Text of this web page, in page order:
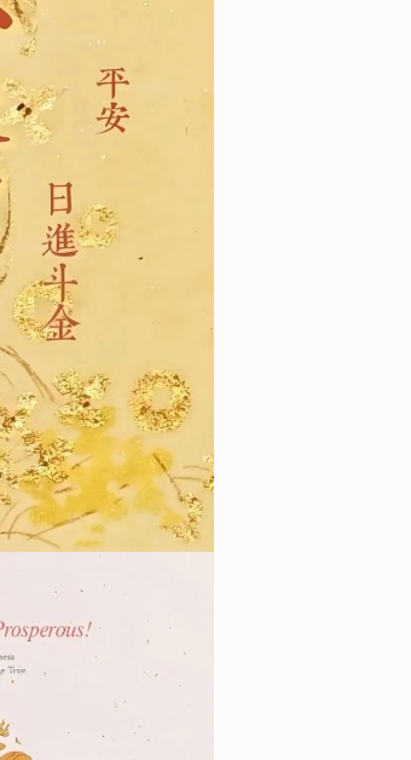
6
高清手机壁纸2023最新合集 超温柔又超
耐看皮肤
7
18650 2023-02-13 17:50:11
2023简单却很酷的聊天背景高清 一定要
14374
2023最新版男生最爱的壁纸 适合男生用
的很酷又很高级的壁纸
9
2023最潮的好看的全面屏壁纸合集 申请
成为你的新壁纸
10
13978 2023-01-12 08:12:04
2023国庆节好看全面屏壁纸带字 如果奇
迹有颜色那么一定是中国红